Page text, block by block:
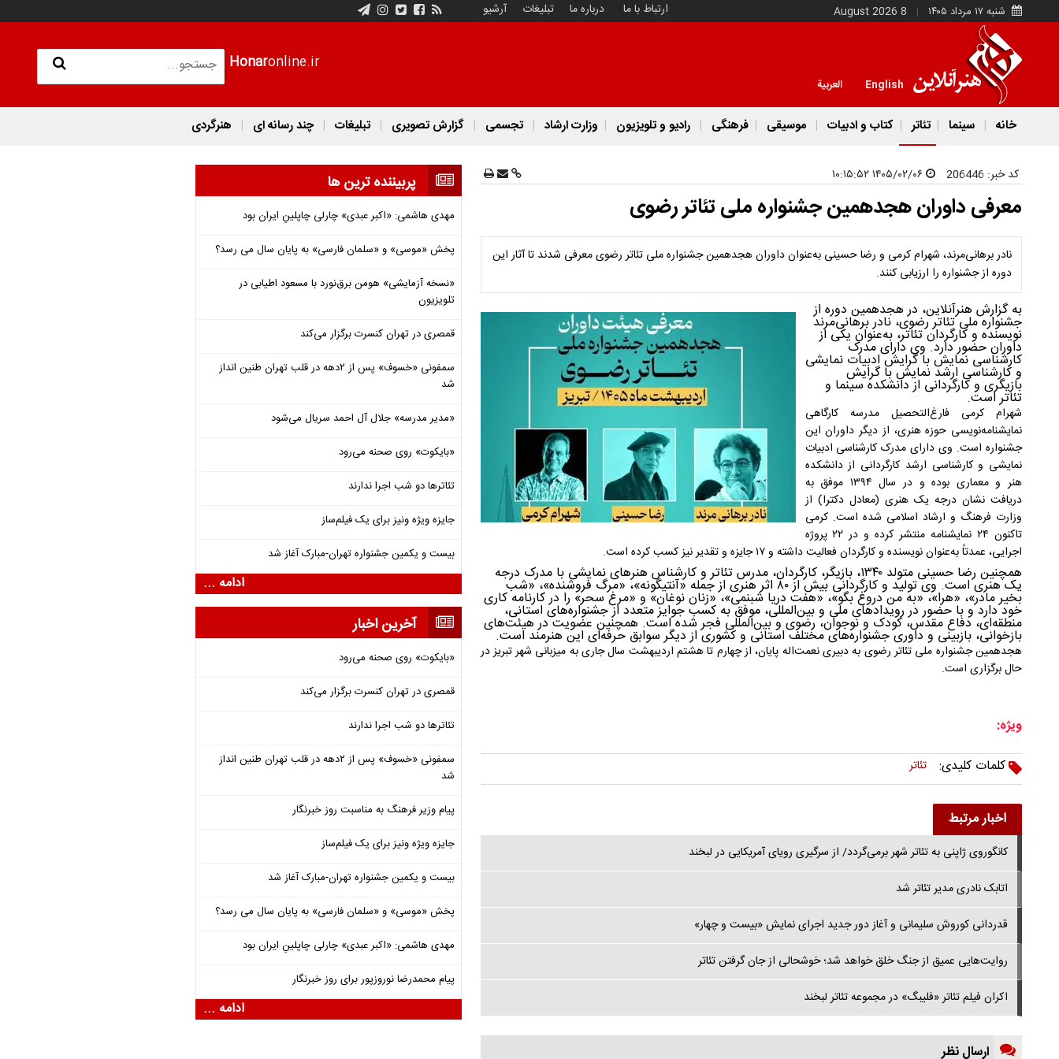
شنبه ۱۷ مرداد ۱۴۰۵ 8 August 2026 ارتباط با ما درباره ما تبلیغات آرشیو
Honaronline.ir
English العربية
خانه سینما تئاتر کتاب و ادبیات موسیقی فرهنگی رادیو و تلویزیون وزارت ارشاد تجسمی گزارش تصویری تبلیغات چند رسانه ای هنرگردی
کد خبر: 206446
معرفی داوران هجدهمین جشنواره ملی تئاتر رضوی
نادر برهانی‌مرند، شهرام کرمی و رضا حسینی به‌عنوان داوران هجدهمین جشنواره ملی تئاتر رضوی معرفی شدند تا آثار این
دوره از جشنواره را ارزیابی کنند.
به گزارش هنرآنلاین، در هجدهمین دوره از
جشنواره ملی تئاتر رضوی، نادر برهانی‌مرند
نویسنده و کارگردان تئاتر، به‌عنوان یکی از
داوران حضور دارد. وی دارای مدرک
کارشناسی نمایش با گرایش ادبیات نمایشی
و کارشناسی ارشد نمایش با گرایش
بازیگری و کارگردانی از دانشکده سینما و
تئاتر است.
شهرام کرمی فارغ‌التحصیل مدرسه کارگاهی
نمایشنامه‌نویسی حوزه هنری، از دیگر داوران این
جشنواره است. وی دارای مدرک کارشناسی ادبیات
نمایشی و کارشناسی ارشد کارگردانی از دانشکده
هنر و معماری بوده و در سال ۱۳۹۴ موفق به
دریافت نشان درجه یک هنری (معادل دکترا) از
وزارت فرهنگ و ارشاد اسلامی شده است. کرمی
تاکنون ۲۴ نمایشنامه منتشر کرده و در ۲۲ پروژه
اجرایی، عمدتاً به‌عنوان نویسنده و کارگردان فعالیت داشته و ۱۷ جایزه و تقدیر نیز کسب کرده است.
همچنین رضا حسینی متولد ۱۳۴۰، بازیگر، کارگردان، مدرس تئاتر و کارشناس هنرهای نمایشی با مدرک درجه
یک هنری است. وی تولید و کارگردانی بیش از ۸۰ اثر هنری از جمله «آنتیگونه»، «مرگ فروشنده»، «شب
بخیر مادر»، «هرا»، «به من دروغ بگو»، «هفت دریا شبنمی»، «زنان نوغان» و «مرغ سحر» را در کارنامه‌ کاری
خود دارد و با حضور در رویدادهای ملی و بین‌المللی، موفق به کسب جوایز متعدد از جشنواره‌های استانی،
منطقه‌ای، دفاع مقدس، کودک و نوجوان، رضوی و بین‌المللی فجر شده است. همچنین عضویت در هیئت‌های
بازخوانی، بازبینی و داوری جشنواره‌های مختلف استانی و کشوری از دیگر سوابق حرفه‌ای این هنرمند است.
هجدهمین جشنواره ملی تئاتر رضوی به دبیری نعمت‌اله پایان، از چهارم تا هشتم اردیبهشت‌ سال جاری به میزبانی شهر تبریز در
حال برگزاری است.
ویژه:
کلمات کلیدی:
تئاتر
اخبار مرتبط
کانگوروی ژاپنی به تئاتر شهر برمی‌گردد/ از سرگیری رویای آمریکایی در لبخند
اتابک نادری مدیر تئاتر شد
قدردانی کوروش سلیمانی و آغاز دور جدید اجرای نمایش «بیست و چهار»
روایت‌هایی عمیق از جنگ خلق خواهد شد؛ خوشحالی از جان گرفتن تئاتر
اکران فیلم تئاتر «فلیبگ» در مجموعه تئاتر لبخند
ارسال نظر
پربیننده ترین ها
مهدی هاشمی: «اکبر عبدی» چارلی چاپلینِ ایران بود
پخش «موسی» و «سلمان فارسی» به پایان سال می رسد؟
«نسخه آزمایشی» هومن برق‌نورد با مسعود اطیابی در
تلویزیون
قمصری در تهران کنسرت برگزار می‌کند
سمفونی «خسوف» پس از ۲دهه در قلب تهران طنین انداز
شد
«مدیر مدرسه» جلال آل احمد سریال می‌شود
«بایکوت» روی صحنه می‌رود
تئاترها دو شب اجرا ندارند
جایزه ویژه ونیز برای یک فیلم‌ساز
بیست و یکمین جشنواره تهران-مبارک آغاز شد
ادامه ...
آخرین اخبار
«بایکوت» روی صحنه می‌رود
قمصری در تهران کنسرت برگزار می‌کند
تئاترها دو شب اجرا ندارند
سمفونی «خسوف» پس از ۲دهه در قلب تهران طنین انداز
شد
پیام وزیر فرهنگ به مناسبت روز خبرنگار
جایزه ویژه ونیز برای یک فیلم‌ساز
بیست و یکمین جشنواره تهران-مبارک آغاز شد
پخش «موسی» و «سلمان فارسی» به پایان سال می رسد؟
مهدی هاشمی: «اکبر عبدی» چارلی چاپلینِ ایران بود
پیام محمدرضا نوروزپور برای روز خبرنگار
ادامه ...